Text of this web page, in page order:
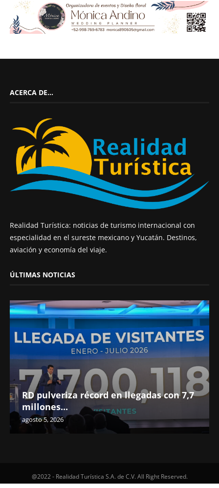
ACERCA DE…
Realidad Turística: noticias de turismo internacional con
especialidad en el sureste mexicano y Yucatán. Destinos,
aviación y economía del viaje.
ÚLTIMAS NOTICIAS
RD pulveriza récord en llegadas con 7,7
millones...
agosto 5, 2026
@2022 - Realidad Turística S.A. de C.V. All Right Reserved.